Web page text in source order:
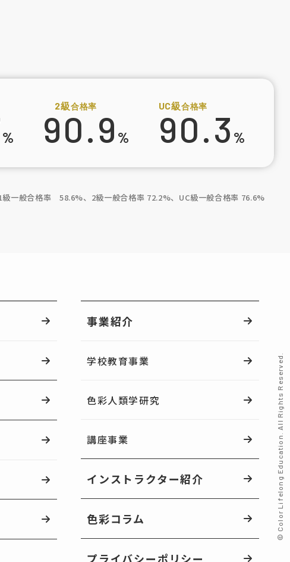
%
2級合格率
90.9 %
UC級合格率
90.3 %
一般合格率 58.6%、2級一般合格率 72.2%、UC級一般合格率 76.6%
事業紹介
学校教育事業
色彩人類学研究
講座事業
インストラクター紹介
色彩コラム
プライバシーポリシー
© Color Lifelong Education. All Rights Reserved.